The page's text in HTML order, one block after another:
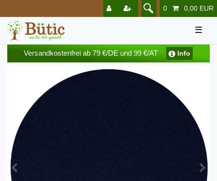
0 0,00 EUR
☰
Versandkostenfrei ab 79 €/DE und 99 €/AT Info